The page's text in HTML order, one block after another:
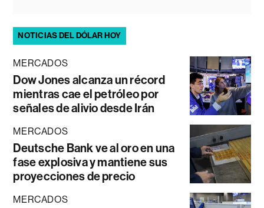
NOTICIAS DEL DÓLAR HOY
MERCADOS
Dow Jones alcanza un récord
mientras cae el petróleo por
señales de alivio desde Irán
MERCADOS
Deutsche Bank ve al oro en una
fase explosiva y mantiene sus
proyecciones de precio
MERCADOS